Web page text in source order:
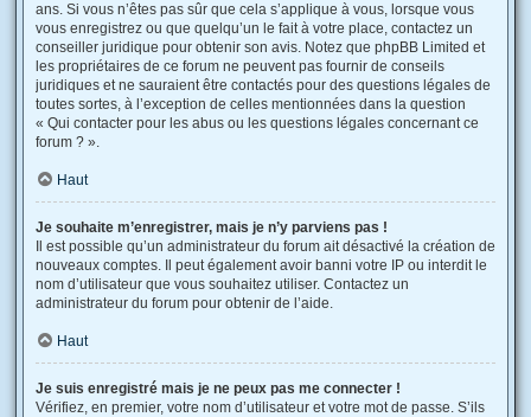
ans. Si vous n’êtes pas sûr que cela s’applique à vous, lorsque vous
vous enregistrez ou que quelqu’un le fait à votre place, contactez un
conseiller juridique pour obtenir son avis. Notez que phpBB Limited et
les propriétaires de ce forum ne peuvent pas fournir de conseils
juridiques et ne sauraient être contactés pour des questions légales de
toutes sortes, à l’exception de celles mentionnées dans la question
« Qui contacter pour les abus ou les questions légales concernant ce
forum ? ».
Haut
Je souhaite m’enregistrer, mais je n’y parviens pas !
Il est possible qu’un administrateur du forum ait désactivé la création de
nouveaux comptes. Il peut également avoir banni votre IP ou interdit le
nom d’utilisateur que vous souhaitez utiliser. Contactez un
administrateur du forum pour obtenir de l’aide.
Haut
Je suis enregistré mais je ne peux pas me connecter !
Vérifiez, en premier, votre nom d’utilisateur et votre mot de passe. S’ils